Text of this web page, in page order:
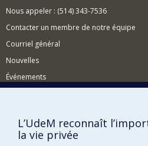
douces, autant de
préoccupations
d'interprétations qui
revisitées et historicisées.
Nous appeler : (514) 343-7536
Contacter un membre de notre équipe
Courriel général
Nouvelles
Événements
BESOIN D'AIDE?
Plan du site
L’UdeM reconnaît
la vie privée